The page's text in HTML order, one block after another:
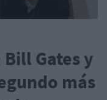
Gates y
más